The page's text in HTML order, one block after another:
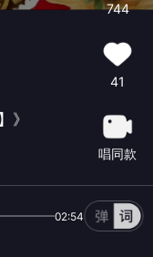
》
744
41
唱同款
02:54